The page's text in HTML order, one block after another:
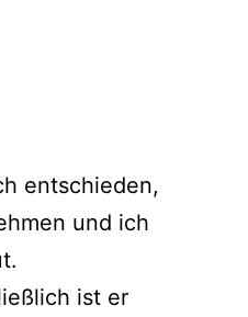
entschieden,
und ich
ist er